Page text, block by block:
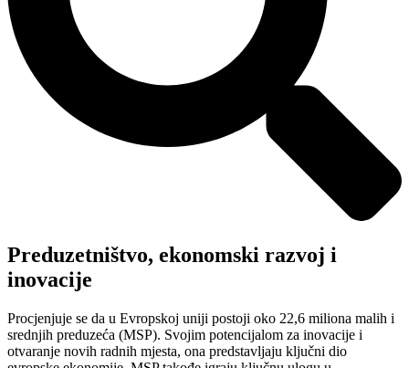
Preduzetništvo, ekonomski razvoj i
inovacije
Procjenjuje se da u Evropskoj uniji postoji oko 22,6 miliona malih i
srednjih preduzeća (MSP). Svojim potencijalom za inovacije i
otvaranje novih radnih mjesta, ona predstavljaju ključni dio